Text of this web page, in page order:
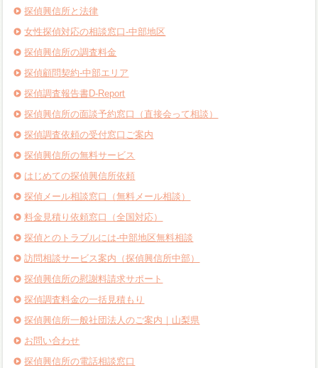
探偵興信所と法律
女性探偵対応の相談窓口-中部地区
探偵興信所の調査料金
探偵顧問契約-中部エリア
探偵調査報告書D-Report
探偵興信所の面談予約窓口（直接会って相談）
探偵調査依頼の受付窓口ご案内
探偵興信所の無料サービス
はじめての探偵興信所依頼
探偵メール相談窓口（無料メール相談）
料金見積り依頼窓口（全国対応）
探偵とのトラブルには-中部地区無料相談
訪問相談サービス案内（探偵興信所中部）
探偵興信所の慰謝料請求サポート
探偵調査料金の一括見積もり
探偵興信所一般社団法人のご案内｜山梨県
お問い合わせ
探偵興信所の電話相談窓口